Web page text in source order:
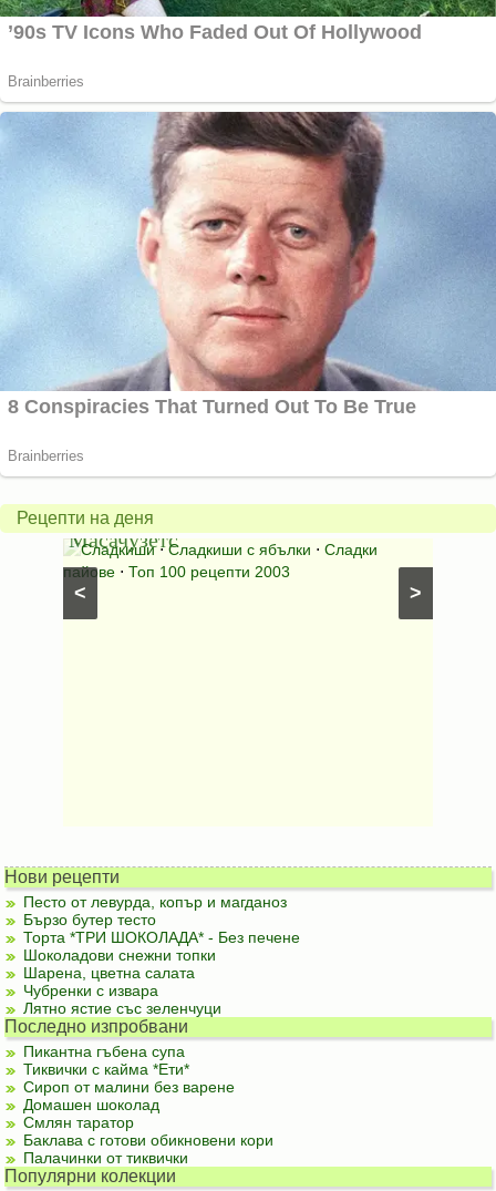
Рецепти на деня
>
<
Американски
ябълков
пай
от
Масачузетс
Сладкиши⋅Сладкиши с ябълки ⋅ Сладки
пайове ⋅ Топ 100 рецепти 2003
питка
на
мама
Нови рецепти
Песто от левурда, копър и магданоз
Бързо бутер тесто
Торта *ТРИ ШОКОЛАДА* - Без печене
Шоколадови снежни топки
Шарена, цветна салата
Чубренки с извара
Лятно ястие със зеленчуци
Последно изпробвани
Пикантна гъбена супа
Тиквички с кайма *Ети*
Сироп от малини без варене
Домашен шоколад
Смлян таратор
Баклава с готови обикновени кори
Палачинки от тиквички
Популярни колекции